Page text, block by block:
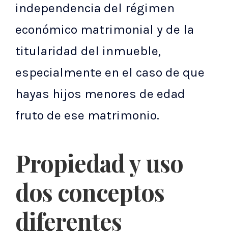
independencia del régimen
económico matrimonial y de la
titularidad del inmueble,
especialmente en el caso de que
hayas hijos menores de edad
fruto de ese matrimonio.
Propiedad y uso
dos conceptos
diferentes